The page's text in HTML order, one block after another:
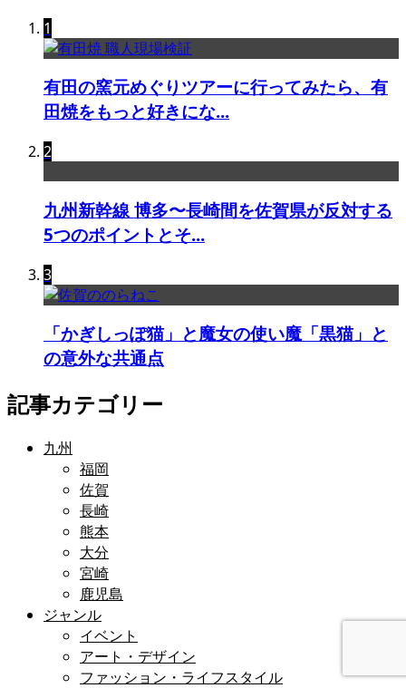
1
有田の窯元めぐりツアーに行ってみたら、有
田焼をもっと好きにな...
2
九州新幹線 博多〜長崎間を佐賀県が反対する
5つのポイントとそ...
3
「かぎしっぽ猫」と魔女の使い魔「黒猫」と
の意外な共通点
記事カテゴリー
九州
福岡
佐賀
長崎
熊本
大分
宮崎
鹿児島
ジャンル
イベント
アート・デザイン
ファッション・ライフスタイル